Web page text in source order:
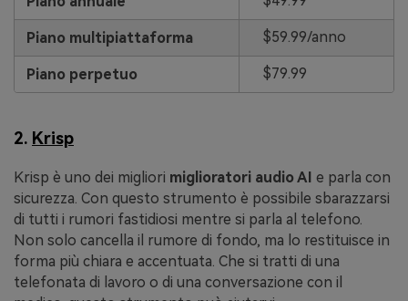
Piano multipiattaforma $59.99/anno
Piano perpetuo $79.99
2. Krisp
Krisp è uno dei migliori miglioratori audio AI e parla con
sicurezza. Con questo strumento è possibile sbarazzarsi
di tutti i rumori fastidiosi mentre si parla al telefono.
Non solo cancella il rumore di fondo, ma lo restituisce in
forma più chiara e accentuata. Che si tratti di una
telefonata di lavoro o di una conversazione con il